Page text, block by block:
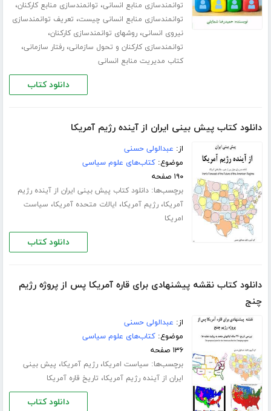
توانمندسازی منابع انسانی، توانمندسازی منابع کارکنان،
توانمندسازی منابع انسانی چیست، تعریف توانمندسازی
نیروی انسانی،روشهای توانمندسازی کارکنان،
توانمندسازی کارکنان و تحول سازمانی،رفتار سازمانی،
کتاب مدیریت منابع انسانی
دانلود کتاب
دانلود کتاب پیش بینی ایران از آینده رژیم آمریکا
از: عبدالولی حسنی
موضوع:کتاب‌های علوم سیاسی
۱۹۰ صفحه
برچسب‌ها:دانلود کتاب پیش بینی ایران از آینده رژیم
آمریکا،رژیم آمریکا، ایالات متحده آمریکا، سیاست
امریکا
دانلود کتاب
دانلود کتاب نقشه پیشنهادی برای قاره آمریکا پس از پروژه رژیم
چنج
از: عبدالولی حسنی
موضوع:کتاب‌های علوم سیاسی
۱۳۶ صفحه
برچسب‌ها: سیاست امریکا،رژیم آمریکا، پیش بینی
ایران از آینده رژیم آمریکا، تاریخ قاره آمریکا
دانلود کتاب